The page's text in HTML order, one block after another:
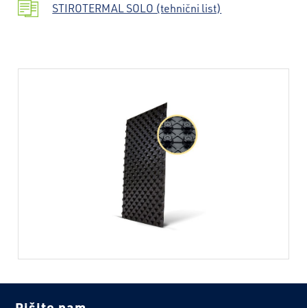
STIROTERMAL SOLO (tehnični list)